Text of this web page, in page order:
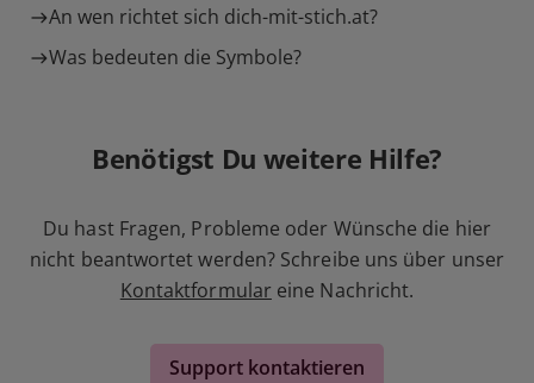
An wen richtet sich dich-mit-stich.at?
Was bedeuten die Symbole?
Benötigst Du weitere Hilfe?
Du hast Fragen, Probleme oder Wünsche die hier
nicht beantwortet werden? Schreibe uns über unser
Kontaktformular eine Nachricht.
Support kontaktieren